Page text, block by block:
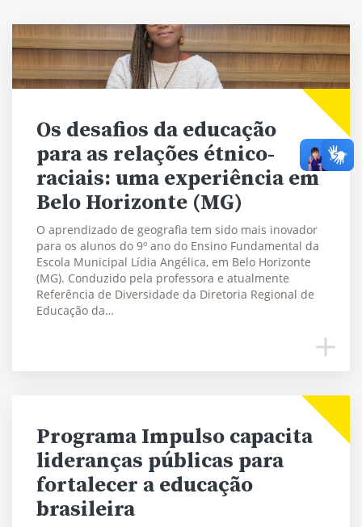
Os desafios da educação
para as relações étnico-
raciais: uma experiência em
Belo Horizonte (MG)
O aprendizado de geografia tem sido mais inovador
para os alunos do 9º ano do Ensino Fundamental da
Escola Municipal Lídia Angélica, em Belo Horizonte
(MG). Conduzido pela professora e atualmente
Referência de Diversidade da Diretoria Regional de
Educação da…
Programa Impulso capacita
lideranças públicas para
fortalecer a educação
brasileira